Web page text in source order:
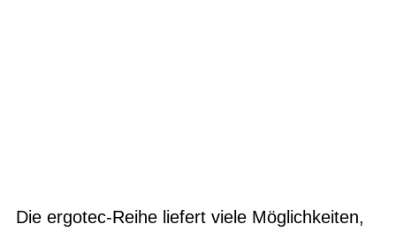
Die ergotec-Reihe liefert viele Möglichkeiten,